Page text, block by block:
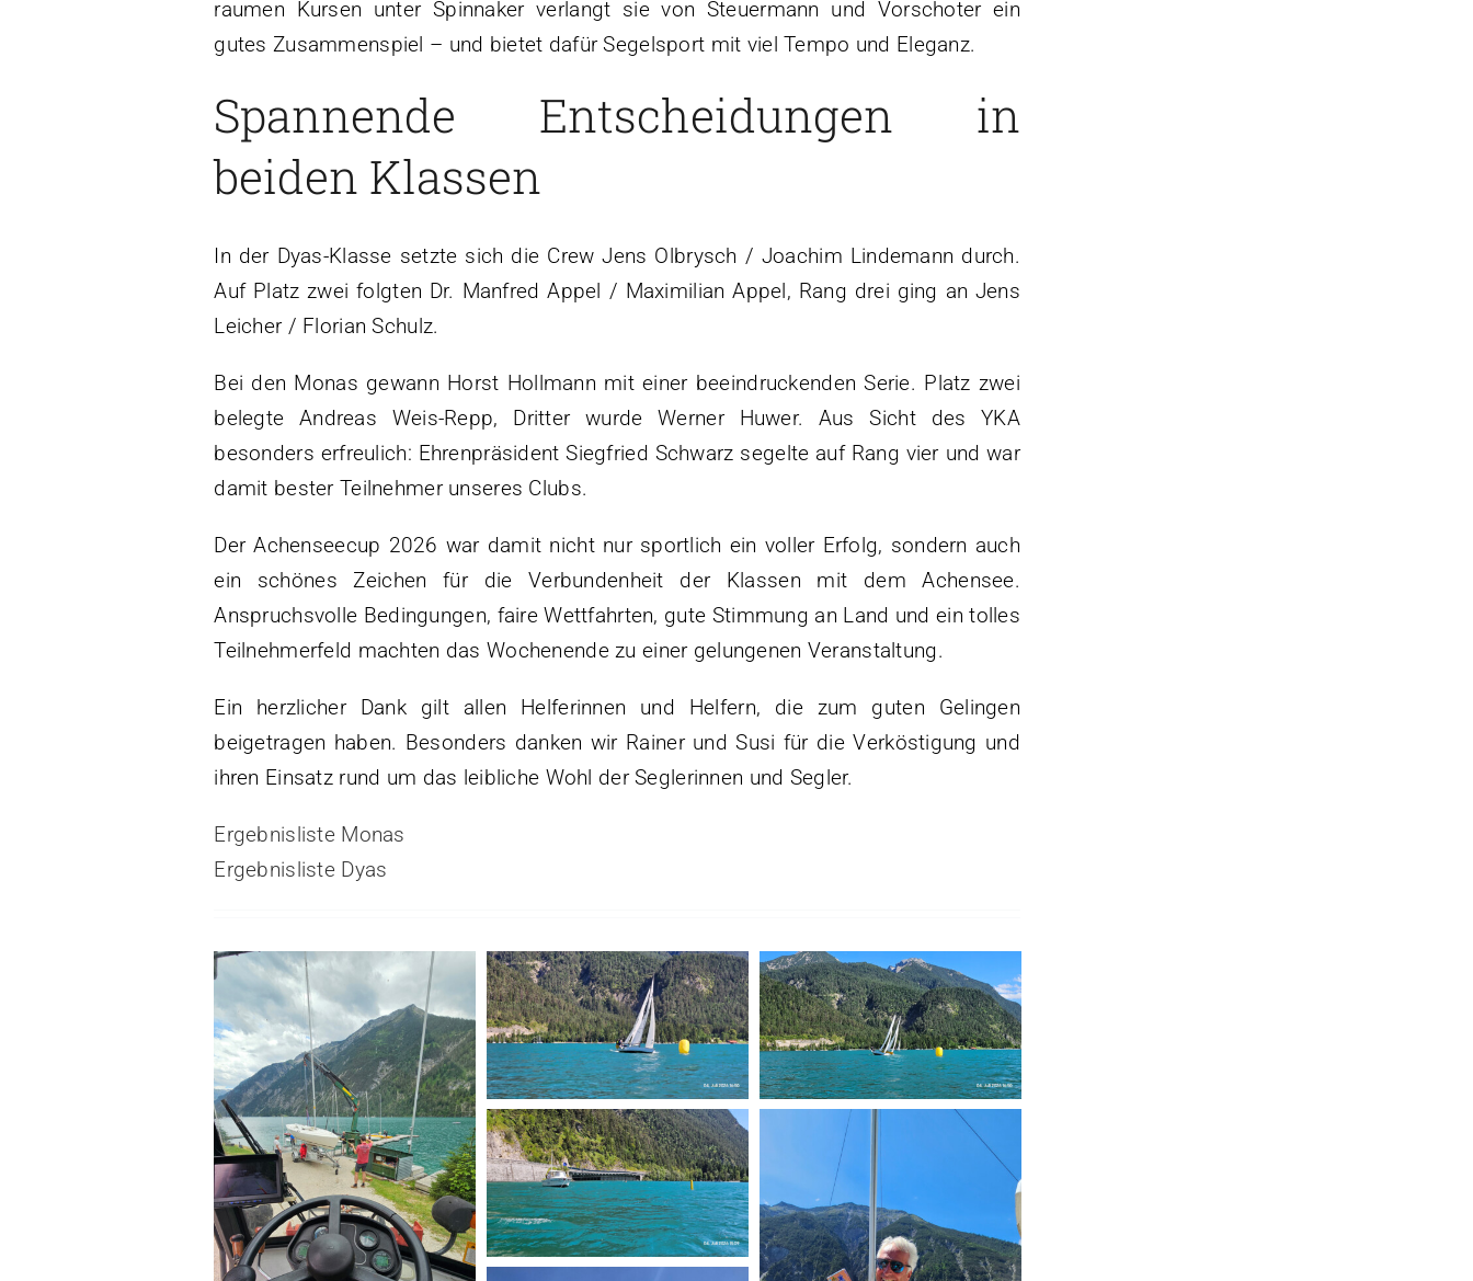
raumen Kursen unter Spinnaker verlangt sie von Steuermann und Vorschoter ein
gutes Zusammenspiel – und bietet dafür Segelsport mit viel Tempo und Eleganz.
Spannende Entscheidungen in
beiden Klassen
In der Dyas-Klasse setzte sich die Crew Jens Olbrysch / Joachim Lindemann durch.
Auf Platz zwei folgten Dr. Manfred Appel / Maximilian Appel, Rang drei ging an Jens
Leicher / Florian Schulz.
Bei den Monas gewann Horst Hollmann mit einer beeindruckenden Serie. Platz zwei
belegte Andreas Weis-Repp, Dritter wurde Werner Huwer. Aus Sicht des YKA
besonders erfreulich: Ehrenpräsident Siegfried Schwarz segelte auf Rang vier und war
damit bester Teilnehmer unseres Clubs.
Der Achenseecup 2026 war damit nicht nur sportlich ein voller Erfolg, sondern auch
ein schönes Zeichen für die Verbundenheit der Klassen mit dem Achensee.
Anspruchsvolle Bedingungen, faire Wettfahrten, gute Stimmung an Land und ein tolles
Teilnehmerfeld machten das Wochenende zu einer gelungenen Veranstaltung.
Ein herzlicher Dank gilt allen Helferinnen und Helfern, die zum guten Gelingen
beigetragen haben. Besonders danken wir Rainer und Susi für die Verköstigung und
ihren Einsatz rund um das leibliche Wohl der Seglerinnen und Segler.
Ergebnisliste Monas
Ergebnisliste Dyas